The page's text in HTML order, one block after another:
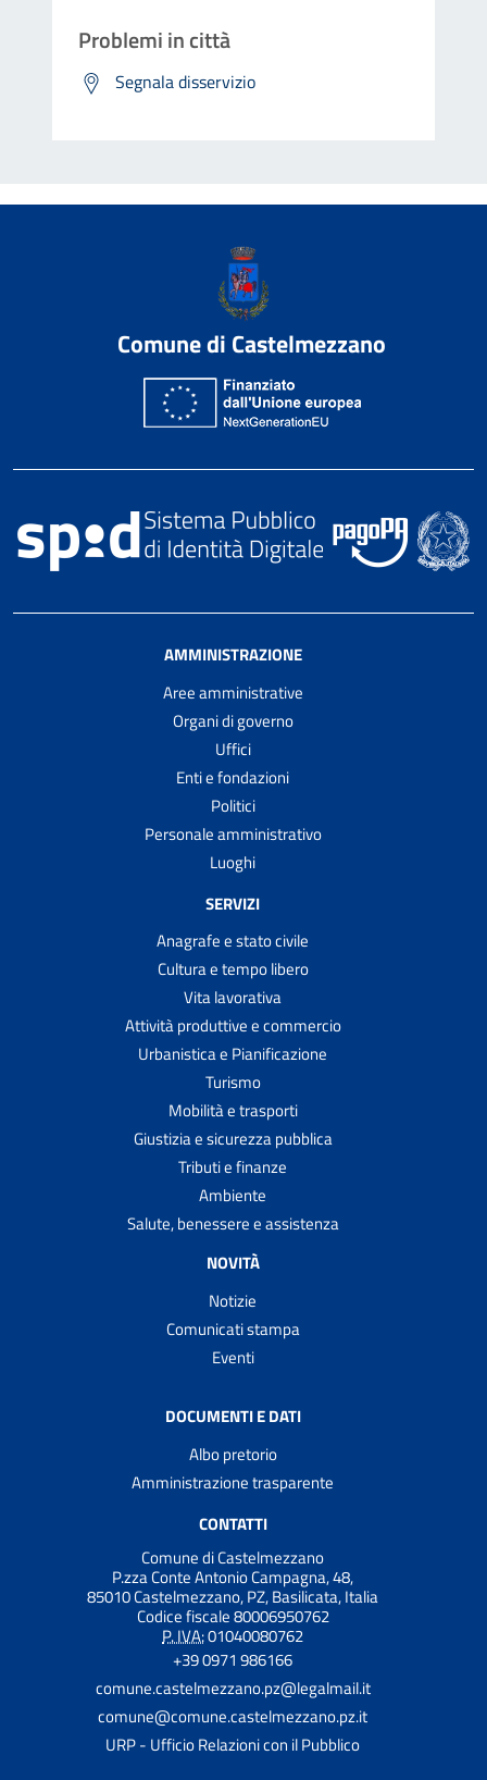
Problemi in città
Segnala disservizio
Comune di Castelmezzano
AMMINISTRAZIONE
Aree amministrative
Organi di governo
Uffici
Enti e fondazioni
Politici
Personale amministrativo
Luoghi
SERVIZI
Anagrafe e stato civile
Cultura e tempo libero
Vita lavorativa
Attività produttive e commercio
Urbanistica e Pianificazione
Turismo
Mobilità e trasporti
Giustizia e sicurezza pubblica
Tributi e finanze
Ambiente
Salute, benessere e assistenza
NOVITÀ
Notizie
Comunicati stampa
Eventi
DOCUMENTI E DATI
Albo pretorio
Amministrazione trasparente
CONTATTI
Comune di Castelmezzano
P.zza Conte Antonio Campagna, 48,
85010 Castelmezzano, PZ, Basilicata, Italia
Codice fiscale 80006950762
P. IVA:01040080762
+39 0971 986166
comune.castelmezzano.pz@legalmail.it
comune@comune.castelmezzano.pz.it
URP - Ufficio Relazioni con il Pubblico